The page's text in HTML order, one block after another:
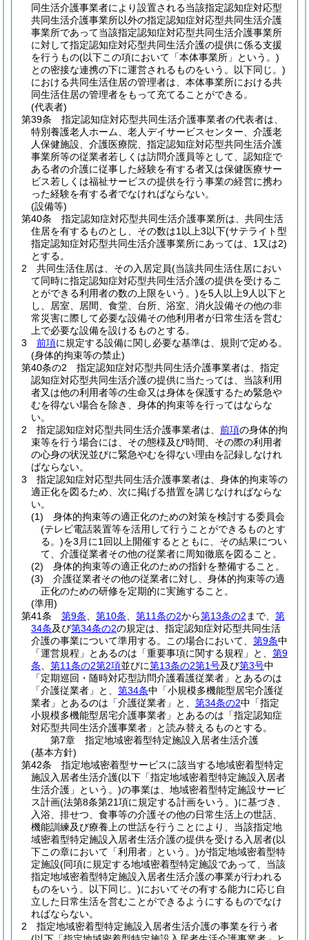
同生活介護事業者により設置される当該指定認知症対応型
共同生活介護事業所以外の指定認知症対応型共同生活介護
事業所であって当該指定認知症対応型共同生活介護事業所
に対して指定認知症対応型共同生活介護の提供に係る支援
を行うもの(以下この項において「本体事業所」という。)
との密接な連携の下に運営されるものをいう。以下同じ。)
における共同生活住居の管理者は、本体事業所における共
同生活住居の管理者をもって充てることができる。
(代表者)
第39条
指定認知症対応型共同生活介護事業者の代表者は、
特別養護老人ホーム、老人デイサービスセンター、介護老
人保健施設、介護医療院、指定認知症対応型共同生活介護
事業所等の従業者若しくは訪問介護員等として、認知症で
ある者の介護に従事した経験を有する者又は保健医療サー
ビス若しくは福祉サービスの提供を行う事業の経営に携わ
った経験を有する者でなければならない。
(設備等)
第40条
指定認知症対応型共同生活介護事業所は、共同生活
住居を有するものとし、その数は1以上3以下(サテライト型
指定認知症対応型共同生活介護事業所にあっては、1又は2)
とする。
2
共同生活住居は、その入居定員(当該共同生活住居におい
て同時に指定認知症対応型共同生活介護の提供を受けるこ
とができる利用者の数の上限をいう。)を5人以上9人以下と
し、居室、居間、食堂、台所、浴室、消火設備その他の非
常災害に際して必要な設備その他利用者が日常生活を営む
上で必要な設備を設けるものとする。
3
前項に規定する設備に関し必要な基準は、規則で定める。
(身体的拘束等の禁止)
第40条の2
指定認知症対応型共同生活介護事業者は、指定
認知症対応型共同生活介護の提供に当たっては、当該利用
者又は他の利用者等の生命又は身体を保護するため緊急や
むを得ない場合を除き、身体的拘束等を行ってはならな
い。
2
指定認知症対応型共同生活介護事業者は、 前項の身体的拘
束等を行う場合には、その態様及び時間、その際の利用者
の心身の状況並びに緊急やむを得ない理由を記録しなけれ
ばならない。
3
指定認知症対応型共同生活介護事業者は、身体的拘束等の
適正化を図るため、次に掲げる措置を講じなければならな
い。
(1)
身体的拘束等の適正化のための対策を検討する委員会
(テレビ電話装置等を活用して行うことができるものとす
る。)を3月に1回以上開催するとともに、その結果につい
て、介護従業者その他の従業者に周知徹底を図ること。
(2)
身体的拘束等の適正化のための指針を整備すること。
(3)
介護従業者その他の従業者に対し、身体的拘束等の適
正化のための研修を定期的に実施すること。
(準用)
第41条
第9条 第10条 第11条の2から第13条の2 まで、 第
34条及び第34条の2の規定は、指定認知症対応型共同生活
介護の事業について準用する。
この場合において、 第9条中
「運営規程」とあるのは「重要事項に関する規程」と、 第9
条
第11条の2第2項並びに第13条の2第1号及び第3号中
「定期巡回・随時対応型訪問介護看護従業者」とあるのは
「介護従業者」と、 第34条中「小規模多機能型居宅介護従
業者」とあるのは「介護従業者」と、 第34条の2中「指定
小規模多機能型居宅介護事業者」とあるのは「指定認知症
対応型共同生活介護事業者」と読み替えるものとする。
第7章
指定地域密着型特定施設入居者生活介護
(基本方針)
第42条
指定地域密着型サービスに該当する地域密着型特定
施設入居者生活介護(以下「指定地域密着型特定施設入居者
生活介護」という。)の事業は、地域密着型特定施設サービ
ス計画(法第8条第21項に規定する計画をいう。)に基づき、
入浴、排せつ、食事等の介護その他の日常生活上の世話、
機能訓練及び療養上の世話を行うことにより、当該指定地
域密着型特定施設入居者生活介護の提供を受ける入居者(以
下この章において「利用者」という。)が指定地域密着型特
定施設(同項に規定する地域密着型特定施設であって、当該
指定地域密着型特定施設入居者生活介護の事業が行われる
ものをいう。以下同じ。)においてその有する能力に応じ自
立した日常生活を営むことができるようにするものでなけ
ればならない。
2
指定地域密着型特定施設入居者生活介護の事業を行う者